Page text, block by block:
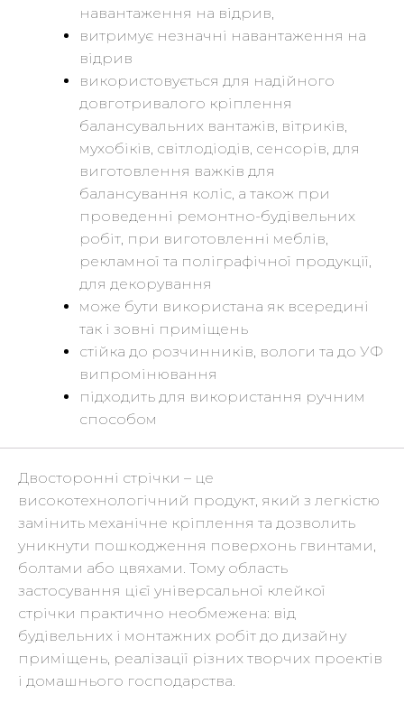
навантаження на відрив,
витримує незначні навантаження на
відрив
використовується для надійного
довготривалого кріплення
балансувальних вантажів, вітриків,
мухобіків, світлодіодів, сенсорів, для
виготовлення важків для
балансування коліс, а також при
проведенні ремонтно-будівельних
робіт, при виготовленні меблів,
рекламної та поліграфічної продукції,
для декорування
може бути використана як всередині
так і зовні приміщень
стійка до розчинників, вологи та до УФ
випромінювання
підходить для використання ручним
способом
Двосторонні стрічки – це
високотехнологічний продукт, який з легкістю
замінить механічне кріплення та дозволить
уникнути пошкодження поверхонь гвинтами,
болтами або цвяхами. Тому область
застосування цієї універсальної клейкої
стрічки практично необмежена: від
будівельних і монтажних робіт до дизайну
приміщень, реалізації різних творчих проектів
і домашнього господарства.